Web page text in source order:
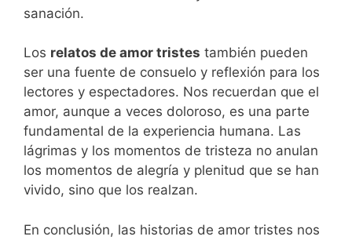
sanación.
Los relatos de amor tristes también pueden
ser una fuente de consuelo y reflexión para los
lectores y espectadores. Nos recuerdan que el
amor, aunque a veces doloroso, es una parte
fundamental de la experiencia humana. Las
lágrimas y los momentos de tristeza no anulan
los momentos de alegría y plenitud que se han
vivido, sino que los realzan.
En conclusión, las historias de amor tristes nos